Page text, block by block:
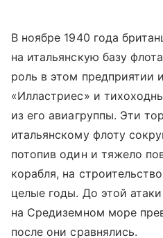
В ноябре 1940 года
на итальянскую базу
роль в этом предприятии
«Илластриес» и
из его авиагруппы. Эти
итальянскому флоту
потопив один и тяжело
корабля, на
целые годы. До этой
на Средиземном море
после они сравнялись.